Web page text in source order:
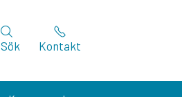
Sök Kontakt